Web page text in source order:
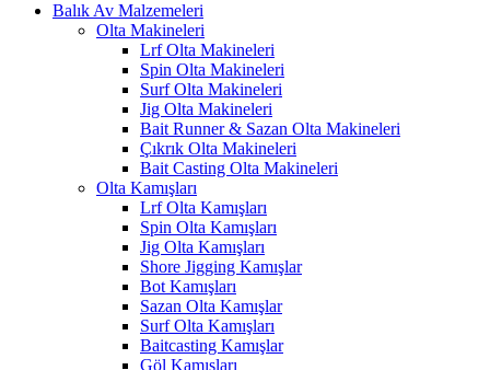
Balık Av Malzemeleri
Olta Makineleri
Lrf Olta Makineleri
Spin Olta Makineleri
Surf Olta Makineleri
Jig Olta Makineleri
Bait Runner & Sazan Olta Makineleri
Çıkrık Olta Makineleri
Bait Casting Olta Makineleri
Olta Kamışları
Lrf Olta Kamışları
Spin Olta Kamışları
Jig Olta Kamışları
Shore Jigging Kamışlar
Bot Kamışları
Sazan Olta Kamışlar
Surf Olta Kamışları
Baitcasting Kamışlar
Göl Kamışları